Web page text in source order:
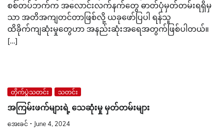
စစ်တပ်ဘက်က အလောင်းလက်နက်တွေ ဓာတ်ပုံမှတ်တမ်းရရှိမှ
သာ အတိအကျတင်တာဖြစ်လို့ ယခုဖော်ပြပါ ရန်သူ
ထိခိုက်ကျဆုံးမှုတွေဟာ အနည်းဆုံးအရေအတွက်ဖြစ်ပါတယ်။
[…]
တိုက်ပွဲသတင်း သတင်း
အကြမ်းဖက်များရဲ့ သေဆုံးမှု မှတ်တမ်းများ
အေးခင် June 4, 2024